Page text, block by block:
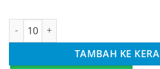
Kuantitas Goodie Bag Resleting
TAMBAH KE